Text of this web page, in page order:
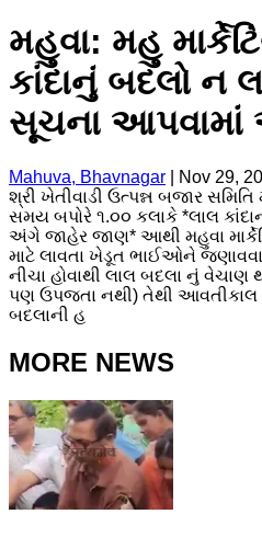
મહુવા: મહુ
કાંદાનું બદલો ન
સૂચના આપવામાં
Mahuva, Bhavnagar
Nov 29,
શ્રી ખેતીવાડી ઉત્પન્ન બજાર
સમય બપોરે ૧.૦૦ કલાકે *લાલ
અંગે જાહેર જાણ* આથી મહુવા
માટે લાવતા ખેડૂત ભાઈઓને
નીચા હોવાથી લાલ બદલા નું વેચાણ
પણ ઉપજતા નથી) તેથી આવતીકાલ
બદલાની હ
MORE NEWS